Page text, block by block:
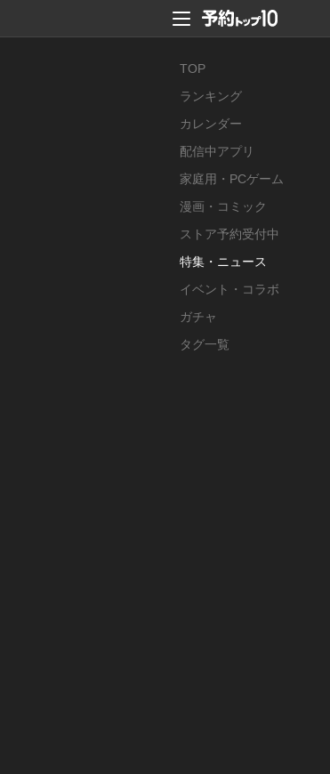
TOP
ランキング
カレンダー
配信中アプリ
家庭用・PCゲーム
漫画・コミック
ストア予約受付中
特集・ニュース
イベント・コラボ
ガチャ
タグ一覧